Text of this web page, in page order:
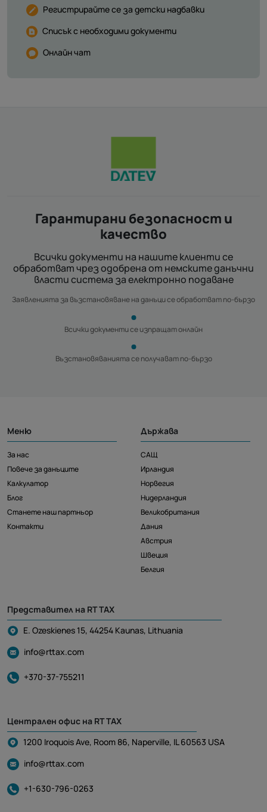
Регистрирайте се за детски надбавки
Списък с необходими документи
Онлайн чат
Гарантирани безопасност и
качество
Всички документи на нашите клиенти се
обработват чрез одобрена от немските данъчни
власти система за електронно подаване
Заявленията за възстановяване на данъци се обработват по-бързо
Всички документи се изпращат онлайн
Възстановяванията се получават по-бързо
Меню
За нас
Повече за данъците
Калкулатор
Блог
Станете наш партньор
Контакти
Държава
САЩ
Ирландия
Норвегия
Нидерландия
Великобритания
Дания
Австрия
Швеция
Белгия
Представител на RT TAX
E. Ozeskienes 15, 44254 Kaunas, Lithuania
info@rttax.com
+370-37-755211
Централен офис на RT TAX
1200 Iroquois Ave, Room 86, Naperville, IL 60563 USA
info@rttax.com
+1-630-796-0263